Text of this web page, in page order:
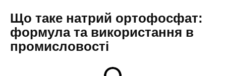
Що таке натрий ортофосфат:
формула та використання в
промисловості